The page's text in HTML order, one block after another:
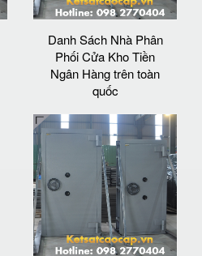
Danh Sách Nhà Phân
Phối Cửa Kho Tiền
Ngân Hàng trên toàn
quốc